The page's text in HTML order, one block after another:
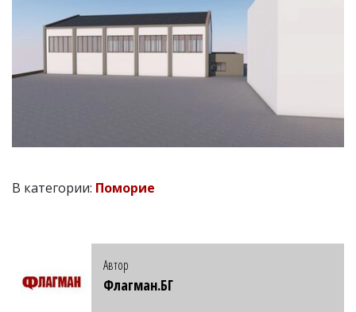
В категории: Поморие
Автор
Флагман.БГ